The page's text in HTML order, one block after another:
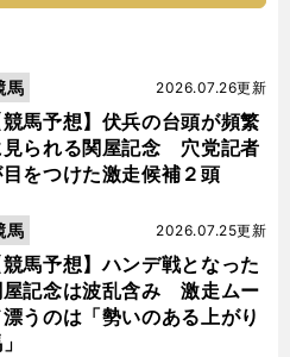
競馬予想】伏兵の台頭が頻繁
見られる関屋記念 穴党記者
をつけた激走候補２頭
2026.07.26更新
馬
競馬予想】ハンデ戦となった
屋記念は波乱含み 激走ムー
漂うのは「勢いのある上がり
2026.07.25更新
馬